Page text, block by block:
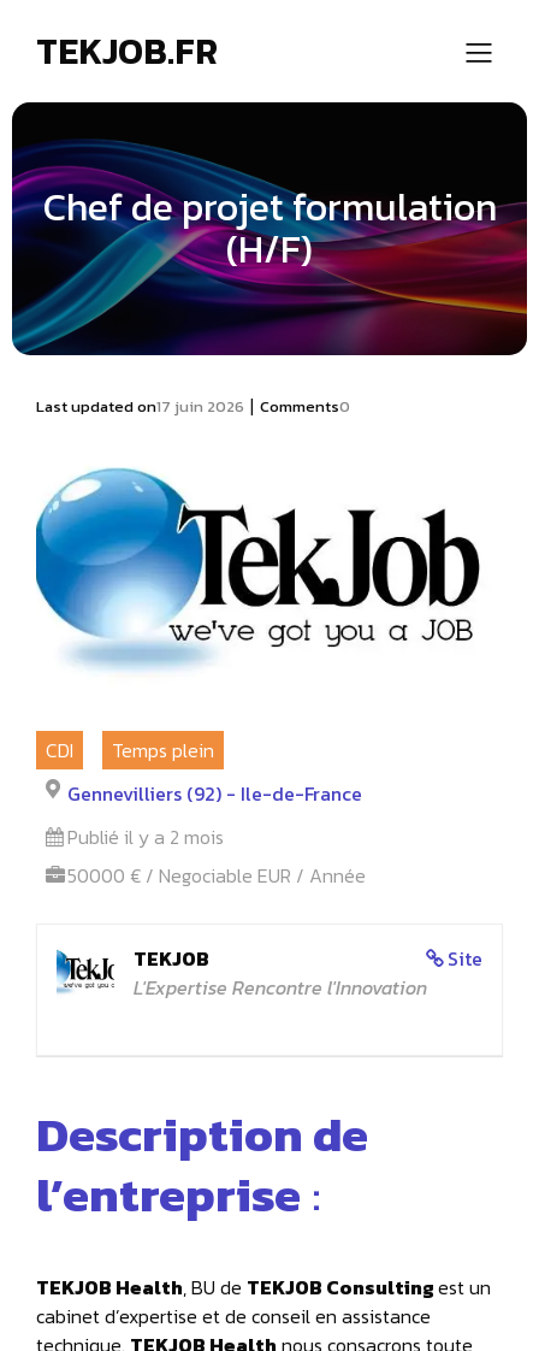
TEKJOB.FR
Chef de projet formulation
(H/F)
Last updated on17 juin 2026 | Comments0
CDI
Temps plein
Gennevilliers (92) - Ile-de-France
Publié il y a 2 mois
50000 € / Negociable EUR / Année
Site
TEKJOB
L'Expertise Rencontre l'Innovation
Description de
l’entreprise :
TEKJOB Health, BU de TEKJOB Consultingest un
cabinet d’expertise et de conseil en assistance